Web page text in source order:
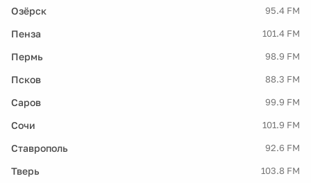
Озёрск 95.4 FM
Пенза 101.4 FM
Пермь 98.9 FM
Псков 88.3 FM
Саров 99.9 FM
Сочи 101.9 FM
Ставрополь 92.6 FM
Тверь 103.8 FM